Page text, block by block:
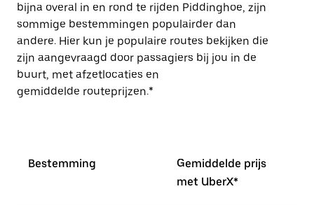
bijna overal in en rond te rijden Piddinghoe, zijn
sommige bestemmingen populairder dan
andere. Hier kun je populaire routes bekijken die
zijn aangevraagd door passagiers bij jou in de
buurt, met afzetlocaties en
gemiddelde routeprijzen.*
Bestemming
Gemiddelde prijs
met UberX*